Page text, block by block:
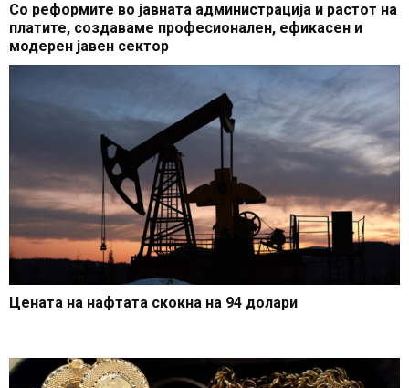
Со реформите во јавната администрација и растот на
платите, создаваме професионален, ефикасен и
модерен јавен сектор
Цената на нафтата скокна на 94 долари